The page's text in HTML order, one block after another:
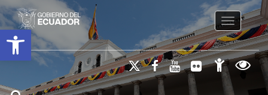
Open toolbar
Toggle